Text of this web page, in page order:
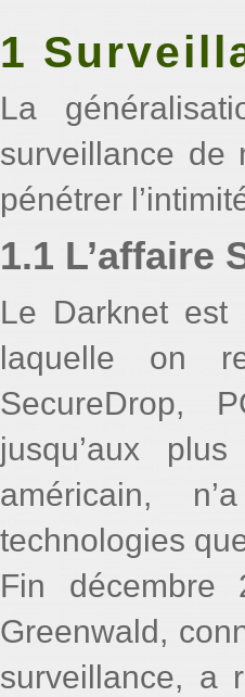
1
La
surveillance de
pénétrer
1.1 L’affaire
Le Darknet est
laquelle on
SecureDrop,
jusqu’aux
américain,
technologies
Fin décembre
Greenwald,
surveillance, a